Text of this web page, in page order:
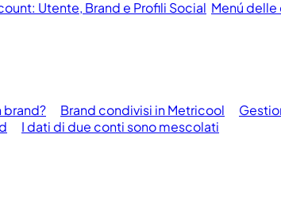
Utente, Brand e Profili Social Menú
brand? Brand condivisi in Metricool
I dati di due conti sono mescolati